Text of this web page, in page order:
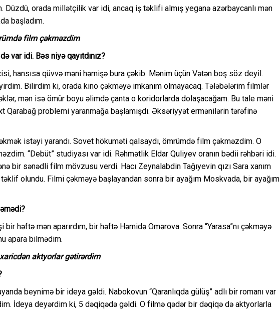
Düzdü, orada millətçilik var idi, ancaq iş təklifi almış yeganə azərbaycanlı mən
başladım.
film çəkməzdim
var idi. Bəs niyə qayıtdınız?
hansısa qüvvə məni həmişə bura çəkib. Mənim üçün Vətən boş söz deyil.
Bilirdim ki, orada kino çəkməyə imkanım olmayacaq. Tələbələrim filmlər
mən isə ömür boyu əlimdə çanta o koridorlarda dolaşacağam. Bu tale məni
Qarabağ problemi yaranmağa başlamışdı. Əksəriyyət ermənilərin tərəfinə
istəyi yarandı. Sovet hökuməti qalsaydı, ömrümdə film çəkməzdim. O
“Debüt” studiyası var idi. Rəhmətlik Eldar Quliyev oranın bədii rəhbəri idi.
bir sənədli film mövzusu verdi. Hacı Zeynalabdin Tağıyevin qızı Sara xanım
olundu. Filmi çəkməyə başlayandan sonra bir ayağım Moskvada, bir ayağım
həftə mən aparırdım, bir həftə Həmidə Ömərova. Sonra “Yarasa”nı çəkməyə
apara bilmədim.
aktyorlar gətirərdim
beynimə bir ideya gəldi. Nabokovun “Qaranlıqda gülüş” adlı bir romanı var
İdeya deyərdim ki, 5 dəqiqədə gəldi. O filmə qədər bir dəqiqə də aktyorlarla